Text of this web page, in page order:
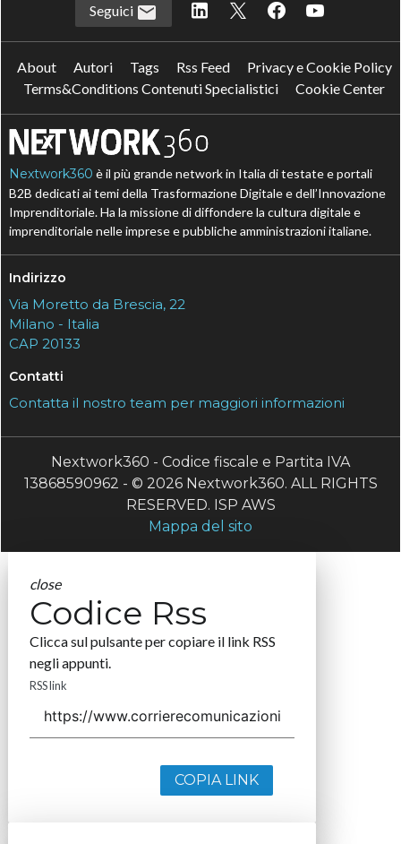
Seguici
About Autori Tags Rss Feed
Privacy e Cookie Policy
Terms&Conditions Contenuti Specialistici
Cookie Center
Nextwork360 è il più grande network in Italia di testate e portali
B2B dedicati ai temi della Trasformazione Digitale e dell’Innovazione
Imprenditoriale. Ha la missione di diffondere la cultura digitale e
imprenditoriale nelle imprese e pubbliche amministrazioni italiane.
Indirizzo
Via Moretto da Brescia, 22
Milano - Italia
CAP 20133
Contatti
Contatta il nostro team per maggiori informazioni
Nextwork360 - Codice fiscale e Partita IVA
13868590962 - © 2026 Nextwork360. ALL RIGHTS
RESERVED. ISP AWS
Mappa del sito
close
Codice Rss
Clicca sul pulsante per copiare il link RSS
negli appunti.
RSS link
COPIA LINK